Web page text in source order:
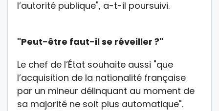
l’autorité publique", a-t-il poursuivi.
"Peut-être faut-il se réveiller ?"
Le chef de l’État souhaite aussi "que
l’acquisition de la nationalité française
par un mineur délinquant au moment de
sa majorité ne soit plus automatique".